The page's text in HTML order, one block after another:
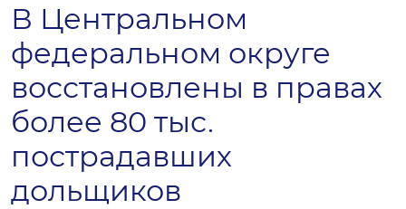
В Центральном
федеральном округе
восстановлены в правах
более 80 тыс.
пострадавших
дольщиков